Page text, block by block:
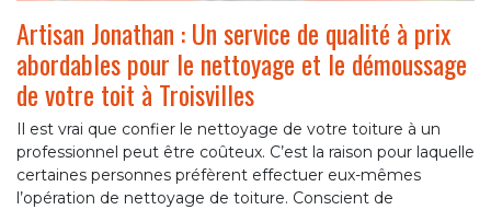
Artisan Jonathan : Un service de qualité à prix
abordables pour le nettoyage et le démoussage
de votre toit à Troisvilles
Il est vrai que confier le nettoyage de votre toiture à un
professionnel peut être coûteux. C’est la raison pour laquelle
certaines personnes préfèrent effectuer eux-mêmes
l’opération de nettoyage de toiture. Conscient de